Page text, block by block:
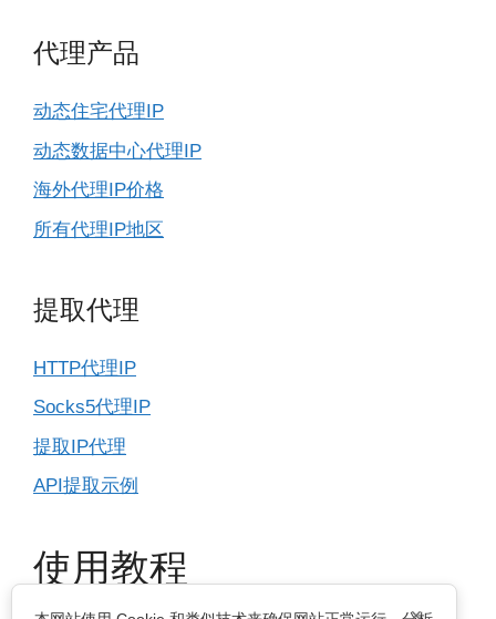
代理产品
动态住宅代理IP
动态数据中心代理IP
海外代理IP价格
所有代理IP地区
提取代理
HTTP代理IP
Socks5代理IP
提取IP代理
API提取示例
使用教程
×